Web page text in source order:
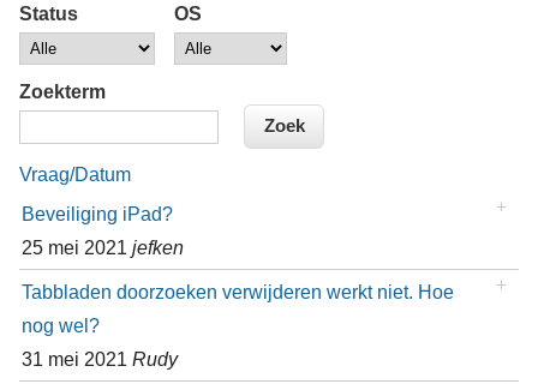
Status OS
Zoekterm
Vraag/Datum
Beveiliging iPad?
25 mei 2021 jefken
Tabbladen doorzoeken verwijderen werkt niet. Hoe
nog wel?
31 mei 2021 Rudy